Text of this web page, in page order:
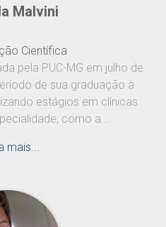
Malvini
Científica
pela PUC-MG em julho de
de sua graduação à
estágios em clínicas
como a...
mais...